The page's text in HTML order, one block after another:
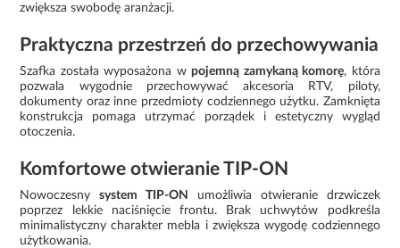
zwiększa swobodę aranżacji.
Praktyczna przestrzeń do przechowywania
Szafka została wyposażona wpojemną zamykaną komorę, która
pozwala wygodnie przechowywać akcesoria RTV, piloty,
dokumenty oraz inne przedmioty codziennego użytku. Zamknięta
konstrukcja pomaga utrzymać porządek i estetyczny wygląd
otoczenia.
Komfortowe otwieranie TIP-ON
Nowoczesnysystem TIP-ON
umożliwia otwieranie drzwiczek
poprzez lekkie naciśnięcie frontu. Brak uchwytów podkreśla
minimalistyczny charakter mebla i zwiększa wygodę codziennego
użytkowania.